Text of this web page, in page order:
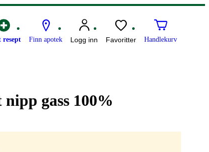
resept Finn apotek Logg inn Favoritter Handlekurv
gass 100%